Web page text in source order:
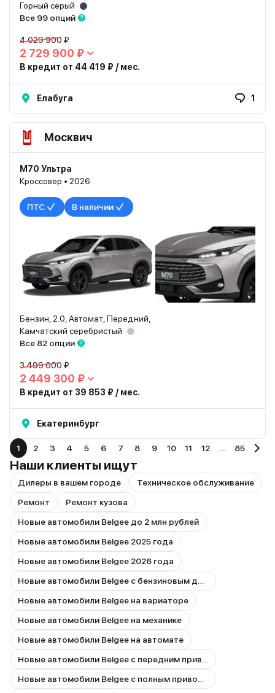
Горный серый
Все 99 опций
4 029 900 ₽
2 729 900 ₽
В кредит от 44 419 ₽ / мес.
Елабуга 1
Москвич
М70 Ультра
Кроссовер • 2026
ПТС В наличии
Бензин, 2.0, Автомат, Передний,
Камчатский серебристый
Все 82 опции
3 499 000 ₽
2 449 300 ₽
В кредит от 39 853 ₽ / мес.
Екатеринбург
1 2 3 4 5 6 7 8 9 10 11 12 85
Наши клиенты ищут
Дилеры в вашем городе
Техническое обслуживание
Ремонт
Ремонт кузова
Новые автомобили Belgee до 2 млн рублей
Новые автомобили Belgee 2025 года
Новые автомобили Belgee 2026 года
Новые автомобили Belgee на вариаторе
Новые автомобили Belgee на механике
Новые автомобили Belgee на автомате